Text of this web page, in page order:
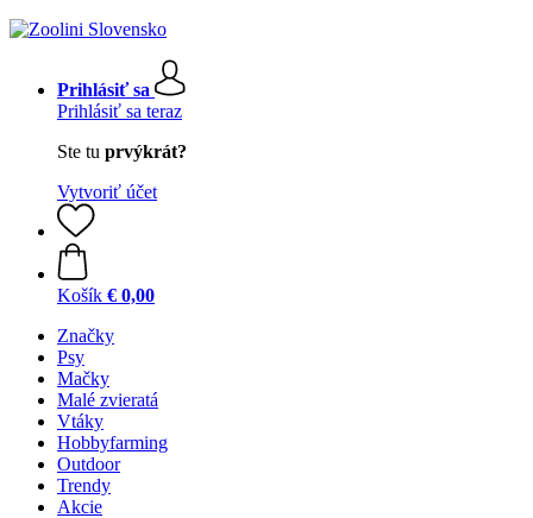
Prihlásiť sa
Prihlásiť sa teraz
Ste tu prvýkrát?
Vytvoriť účet
Košík € 0,00
Značky
Psy
Mačky
Malé zvieratá
Vtáky
Hobbyfarming
Outdoor
Trendy
Akcie